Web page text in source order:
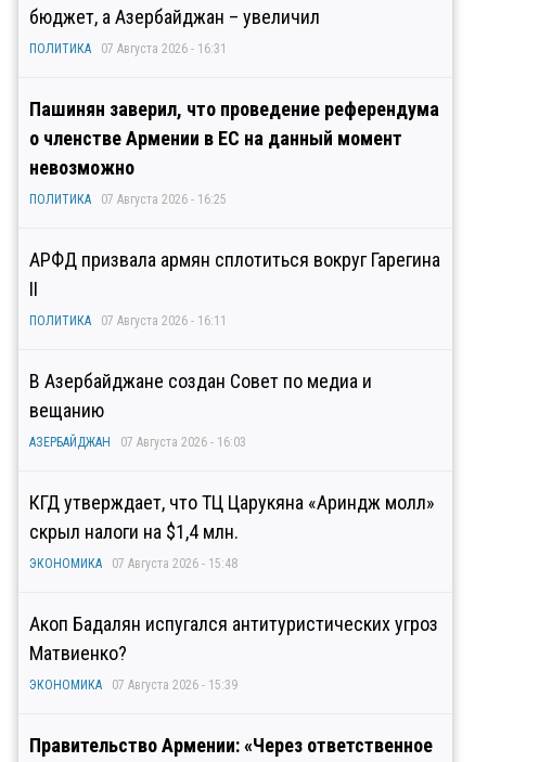
бюджет, а Азербайджан – увеличил
ПОЛИТИКА 07 Августа 2026 - 16:31
Пашинян заверил, что проведение референдума
о членстве Армении в ЕС на данный момент
невозможно
ПОЛИТИКА 07 Августа 2026 - 16:25
АРФД призвала армян сплотиться вокруг Гарегина
II
ПОЛИТИКА 07 Августа 2026 - 16:11
В Азербайджане создан Совет по медиа и
вещанию
АЗЕРБАЙДЖАН 07 Августа 2026 - 16:03
КГД утверждает, что ТЦ Царукяна «Ариндж молл»
скрыл налоги на $1,4 млн.
ЭКОНОМИКА 07 Августа 2026 - 15:48
Акоп Бадалян испугался антитуристических угроз
Матвиенко?
ЭКОНОМИКА 07 Августа 2026 - 15:39
Правительство Армении: «Через ответственное